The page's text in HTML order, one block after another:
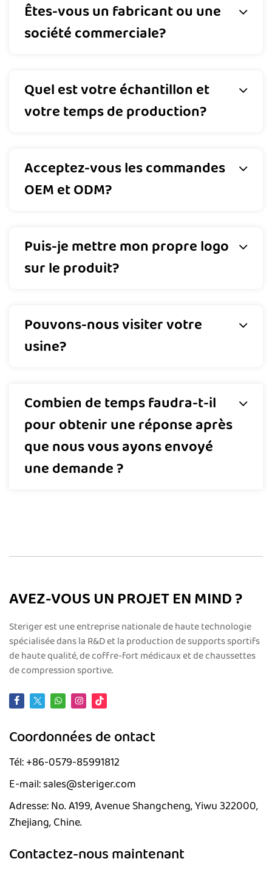
Êtes-vous un fabricant ou une
société commerciale?
Quel est votre échantillon et
votre temps de production?
Acceptez-vous les commandes
OEM et ODM?
Puis-je mettre mon propre logo
sur le produit?
Pouvons-nous visiter votre
usine?
Combien de temps faudra-t-il
pour obtenir une réponse après
que nous vous ayons envoyé
une demande ?
AVEZ-VOUS UN PROJET EN MIND ?
Steriger est une entreprise nationale de haute technologie
spécialisée dans la R&D et la production de supports sportifs
de haute qualité, de coffre-fort médicaux et de chaussettes
de compression sportive.
Coordonnées de ontact
Tél: +86-0579-85991812
E-mail: sales@steriger.com
Adresse: No. A199, Avenue Shangcheng, Yiwu 322000,
Zhejiang, Chine.
Contactez-nous maintenant